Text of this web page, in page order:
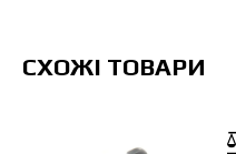
СХОЖІ ТОВАРИ